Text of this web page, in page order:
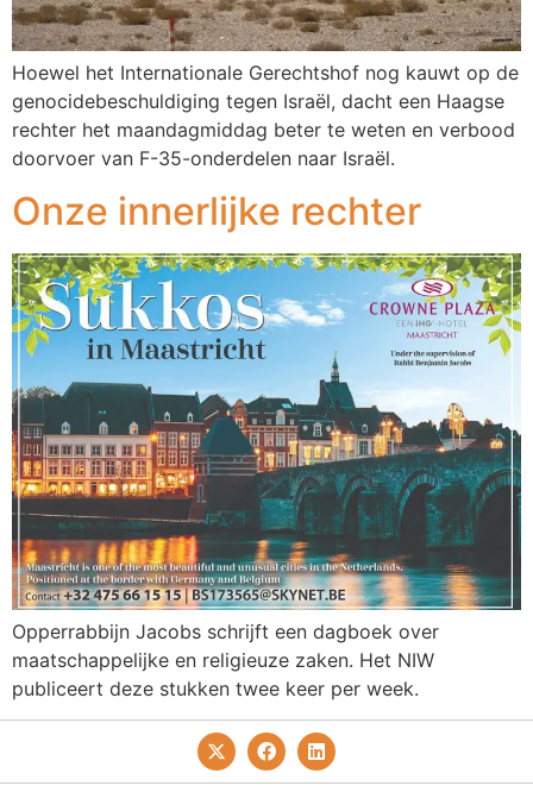
Hoewel het Internationale Gerechtshof nog kauwt op de
genocidebeschuldiging tegen Israël, dacht een Haagse
rechter het maandagmiddag beter te weten en verbood
doorvoer van F-35-onderdelen naar Israël.
Onze innerlijke rechter
Opperrabbijn Jacobs schrijft een dagboek over
maatschappelijke en religieuze zaken. Het NIW
publiceert deze stukken twee keer per week.